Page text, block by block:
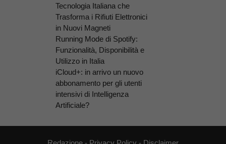
Tecnologia Italiana che
Trasforma i Rifiuti Elettronici
in Nuovi Magneti
Running Mode di Spotify:
Funzionalità, Disponibilità e
Utilizzo in Italia
iCloud+: in arrivo un nuovo
abbonamento per gli utenti
intensivi di Intelligenza
Artificiale?